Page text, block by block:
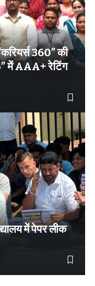
360” की
में AAA+ रेटिंग
में पेपर लीक